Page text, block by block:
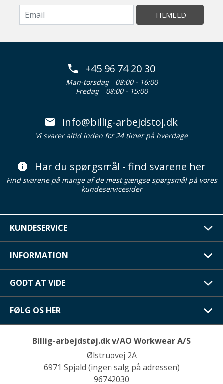
TILMELD
+45 96 74 20 30
Man-torsdag
08:00 - 16:00
Fredag
08:00 - 15:00
info@billig-arbejdstoj.dk
Vi svarer altid inden for 24 timer på hverdage
Har du spørgsmål - find svarene her
Find svarene på mange af de mest gængse spørgsmål på vores
kundeservicesider
KUNDESERVICE
INFORMATION
GODT AT VIDE
FØLG OS HER
Billig-arbejdstøj.dk v/AO Workwear A/S
Ølstrupvej 2A
6971 Spjald (ingen salg på adressen)
96742030